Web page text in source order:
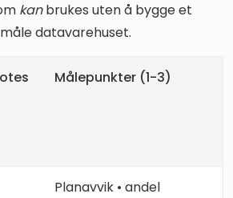
kanbrukes uten å bygge et
datavarehuset.
Målepunkter (1-3)
Planavvik • andel